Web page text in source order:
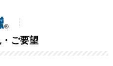
ご要望